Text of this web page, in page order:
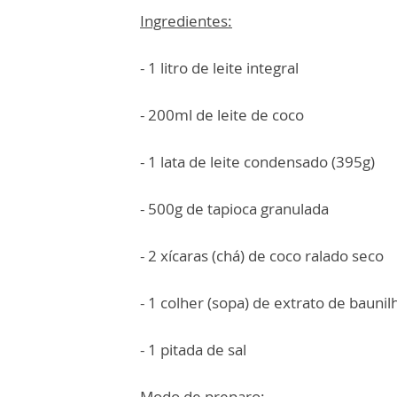
Ingredientes:
- 1 litro de leite integral
- 200ml de leite de coco
- 1 lata de leite condensado (395g)
- 500g de tapioca granulada
- 2 xícaras (chá) de coco ralado seco
- 1 colher (sopa) de extrato de
- 1 pitada de sal